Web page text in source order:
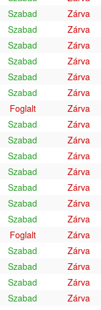
Szabad
Zárva
Szabad
Zárva
Szabad
Zárva
Szabad
Zárva
Szabad
Zárva
Szabad
Zárva
Foglalt
Zárva
Szabad
Zárva
Szabad
Zárva
Szabad
Zárva
Szabad
Zárva
Szabad
Zárva
Szabad
Zárva
Szabad
Zárva
Foglalt
Zárva
Szabad
Zárva
Szabad
Zárva
Szabad
Zárva
Szabad
Zárva